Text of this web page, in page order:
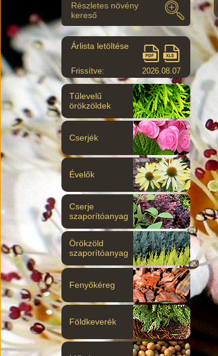
Részletes növény
kereső
Árlista letöltése
Frissítve: 2026.08.07
Tűlevelű
örökzöldek
Cserjék
Évelők
Cserje
szaporítóanyag
Örökzöld
szaporítóanyag
Fenyőkéreg
Földkeverék